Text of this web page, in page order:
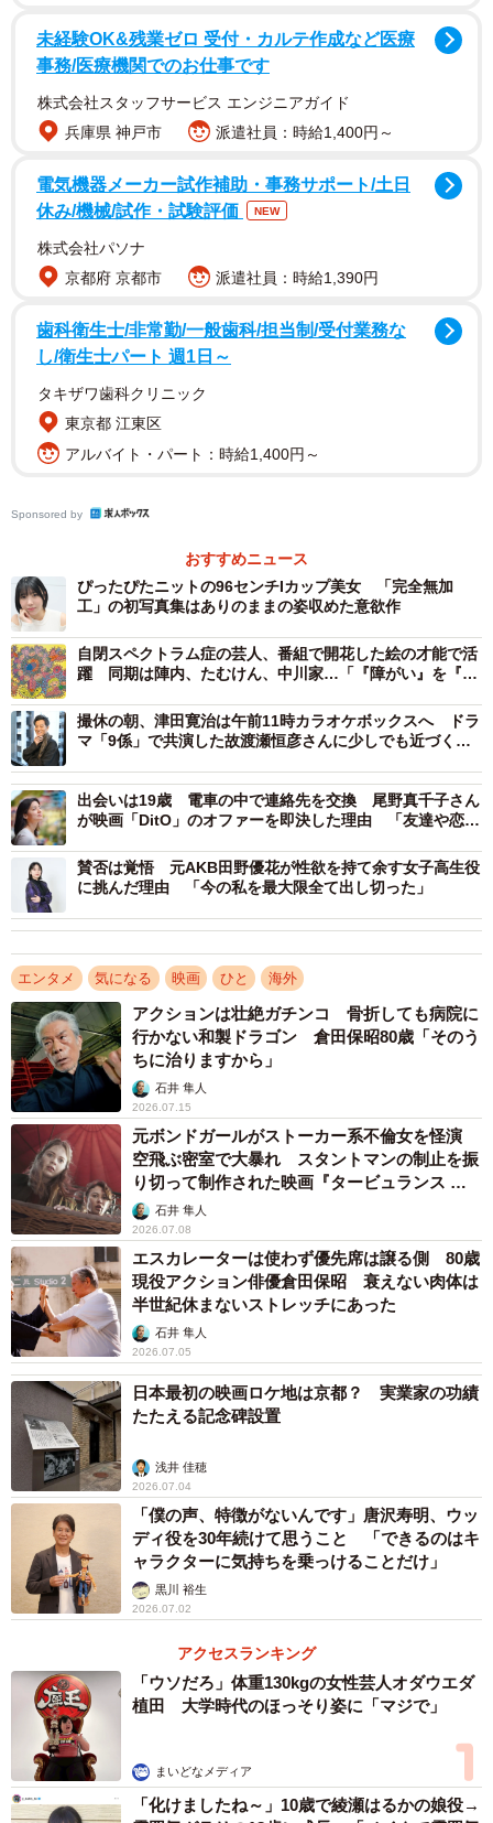
ピエール瀧さんにオファーされた決め手は何だったのでし
下津優太監督（以下、下津監督）：物語において、主人公
の二人の前に立ちはだかる絶対的な障壁として、圧倒的な
「ボス感」を求めていました。瀧さんなら、画面の中に存
してくださる。立ちはだかる高い壁のような存在として、
ぜひお願いしたいと考えました。
ピエール瀧（以下、瀧）：きっと、僕のこの「顔面」です
よね（笑）。「こんな奴がいたら嫌だな」と思わせる視覚
的な説得力を求めてくれたのだと思います。
――瀧さんは、脚本を読んだ際にどのような印象を。
と口に出してしまいました（笑）。脚本を読み込んだとこ
ろで、すべてが論理的に理解できるわけではない。監督の
前作『みなに幸あれ』も拝見したのですが、こちらも同じ
く「なんじゃこりゃ」という衝撃がありました。ただ、今
の時代にこれほど奇天烈な内容を「撮らせてくれる」環境
があり、それを「撮りたい」という強い意志を持つ監督が
いる。ならば、その熱意にお応えしようと出演を決めまし
た。
――「分からない」という好奇心が、出演への大きな動機
になったのですね。
瀧：そうですね。すべてが腑に落ちて演じているわけでは
ありません。映像の最終的なイメージは監督の中にしかな
いものですから。理屈で納得するよりも「なんだか奇妙な
イベントが開かれているから、ちょっと行ってみよう」と
いうお祭りに参加するような感覚に近いかもしれません。
現場でのディレクションも、意外なほどハキハキとした明
るいものでした。ホラー作品を撮っている人は根が暗いの
かと思いきや、監督もスタッフも楽しそうに撮影されてい
て、そのギャップが面白かったですね。
「規律」を恐怖へ変換する。ハリウッドを見据え
た戦略的演出
――現場での具体的な演出で、印象に残っているエピソー
ドはありますか。
下津監督：演出については、細かいリクエストを出すこと
はほとんどありませんでした。瀧さんがそこに立っている
だけで、すでに作品の説得力が成立していたからです。中
盤、リズムに乗るシーンを撮影しているときは、モニター
を見ながらニヤニヤが止まりませんでした。「あ、Netflix
で見たやつだ！」と、いちファンとしてワクワクしながら
撮らせていただきました。
瀧：完成した作品を試写で観た際、僕の第一声は「なんす
か、これ」でした。でも、下津監督はそれを聞いて大喜び
されていた。この作品は、インダストリアル・ノイズ・パ
ンク・バンドの曲を聴くようなものです。音楽を聴いて
「なぜこのフレーズが入るのか」と分析しても意味がない
のと同様に、理由を探さず「どう感じるか」に身を委ねる
のが正しい。だからこそ「なんすか、これ」は、僕なりの
未経験OK&残業ゼロ 受付・カルテ作成など医療
事務/医療機関でのお仕事です
株式会社スタッフサービス エンジニアガイド
兵庫県 神戸市
派遣社員：時給1,400円～
電気機器メーカー試作補助・事務サポート/土日
休み/機械/試作・試験評価
NEW
株式会社パソナ
京都府 京都市
派遣社員：時給1,390円
歯科衛生士/非常勤/一般歯科/担当制/受付業務な
し/衛生士パート 週1日～
タキザワ歯科クリニック
東京都 江東区
アルバイト・パート：時給1,400円～
Sponsored by
おすすめニュース
ぴったぴたニットの96センチIカップ美女 「完全無加
工」の初写真集はありのままの姿収めた意欲作
自閉スペクトラム症の芸人、番組で開花した絵の才能で活
躍 同期は陣内、たむけん、中川家…「『障がい』を『個
撮休の朝、津田寛治は午前11時カラオケボックスへ ドラ
マ「9係」で共演した故渡瀬恒彦さんに少しでも近づくた
出会いは19歳 電車の中で連絡先を交換 尾野真千子さん
が映画「DitO」のオファーを即決した理由 「友達や恋人
賛否は覚悟 元AKB田野優花が性欲を持て余す女子高生役
に挑んだ理由 「今の私を最大限全て出し切った」
エンタメ 気になる 映画 ひと 海外
アクションは壮絶ガチンコ 骨折しても病院に
行かない和製ドラゴン 倉田保昭80歳「そのう
ちに治りますから」
石井 隼人
2026.07.15
元ボンドガールがストーカー系不倫女を怪演
空飛ぶ密室で大暴れ スタントマンの制止を振
り切って制作された映画『タービュランス 絶
空16000フィート』
石井 隼人
2026.07.08
エスカレーターは使わず優先席は譲る側 80歳
現役アクション俳優倉田保昭 衰えない肉体は
半世紀休まないストレッチにあった
石井 隼人
2026.07.05
日本最初の映画ロケ地は京都？ 実業家の功績
たたえる記念碑設置
浅井 佳穂
2026.07.04
「僕の声、特徴がないんです」唐沢寿明、ウッ
ディ役を30年続けて思うこと 「できるのはキ
ャラクターに気持ちを乗っけることだけ」
黒川 裕生
2026.07.02
アクセスランキング
「ウソだろ」体重130kgの女性芸人オダウエダ
植田 大学時代のほっそり姿に「マジで」
まいどなメディア
「化けましたね～」10歳で綾瀬はるかの娘役→